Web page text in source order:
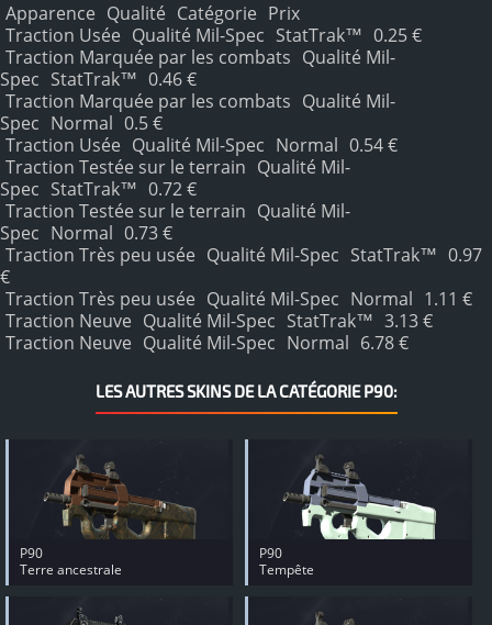
Apparence Qualité Catégorie Prix
Traction Usée Qualité Mil-Spec StatTrak™ 0.25 €
Traction Marquée par les combats Qualité Mil-
Spec StatTrak™ 0.46 €
Traction Marquée par les combats Qualité Mil-
Spec Normal 0.5 €
Traction Usée Qualité Mil-Spec Normal 0.54 €
Traction Testée sur le terrain Qualité Mil-
Spec StatTrak™ 0.72 €
Traction Testée sur le terrain Qualité Mil-
Spec Normal 0.73 €
Traction Très peu usée Qualité Mil-Spec StatTrak™ 0.97
€
Traction Très peu usée Qualité Mil-Spec Normal 1.11 €
Traction Neuve Qualité Mil-Spec StatTrak™ 3.13 €
Traction Neuve Qualité Mil-Spec Normal 6.78 €
LES AUTRES SKINS DE LA CATÉGORIE P90:
P90
Terre ancestrale
P90
Tempête